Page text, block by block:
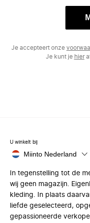
Je accepteert onze
Je kunt je hier
U winkelt bij
Miinto Nederland
In tegenstelling tot de
wij geen magazijn.
kleding. In plaats
liefde geselecteerd,
gepassioneerde